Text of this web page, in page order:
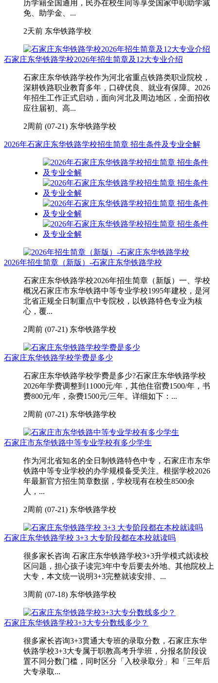
历学籍全国通用，民办在校生同等享受国家中职助学减
免、助学金、...
2天前 东华铁路学校
石家庄东华铁路学校2026年招生简章及12大专业介绍
石家庄东华铁路学校作为河北省重点铁路类职业院校，
深耕铁路职业教育多年，口碑优良、就业有保障。2026
年招生工作正式启动，面向河北及周边地区，全面招收
应往届初、高...
2周前 (07-21) 东华铁路学校
2026年石家庄东华铁路学校招生简章 招生条件及专业全解
2026年招生简章（新版）-石家庄东华铁路学校
石家庄东华铁路学校2026年招生简章（新版）一、学校
概况石家庄市东华铁路中等专业学校1995年建校，是河
北省正规全日制重点中专院校，以铁路特色专业为核
心，覆...
2周前 (07-21) 东华铁路学校
石家庄东华铁路学校学费是多少
石家庄东华铁路学校学费是多少?石家庄东华铁路学校
2026年学费调整到11000元/年，其他住宿费1500/年，书
费800元/年，杂费1500元/三年。详细如下：...
2周前 (07-21) 东华铁路学校
石家庄市东华铁路中等专业学校有多少学生
作为河北省知名的全日制铁路特色中专，石家庄市东华
铁路中等专业学校的办学规模备受关注。根据学校2026
年最新官方招生简章数据，学校现有在校生8500余
人，...
2周前 (07-21) 东华铁路学校
石家庄东华铁路学校 3+3 大专阶段都在本校就读吗
很多家长咨询 石家庄东华铁路学校3+3升学模式就读校
区问题，担心孩子读完3年中专后要去外地、其他院校上
大专，本文统一说明3+3完整就读安排、...
3周前 (07-18) 东华铁路学校
石家庄东华铁路学校3+3大专分数线多少？
很多家长咨询3+3贯通大专班的录取分数，石家庄东华
铁路学校3+3大专属于职教高考升学班，分报名阶段设
置不同分数门槛，同时区分「入校录取分」和「三年后
大专录取...